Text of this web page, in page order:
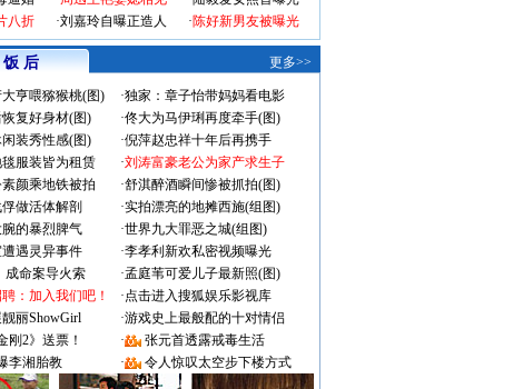
八折
·刘嘉玲自曝正造人
·陈好新男友被曝光
饭 后 更多>>
亨喂猕猴桃(图) ·独家：章子怡带妈妈看电影
复好身材(图) ·佟大为马伊琍再度牵手(图)
装秀性感(图) ·倪萍赵忠祥十年后再携手
服装皆为租赁 ·刘涛富豪老公为家产求生子
颜乘地铁被拍 ·舒淇醉酒瞬间惨被抓拍(图)
做活体解剖 ·实拍漂亮的地摊西施(组图)
的暴烈脾气 ·世界九大罪恶之城(组图)
遇灵异事件 ·李孝利新欢私密视频曝光
成命案导火索 ·孟庭苇可爱儿子最新照(图)
：加入我们吧！ ·点击进入搜狐娱乐影视库
丽ShowGirl ·游戏史上最般配的十对情侣
刚2》送票！ ·
张元首透露戒毒生活
李湘胎教 · 令人惊叹太空步下楼方式